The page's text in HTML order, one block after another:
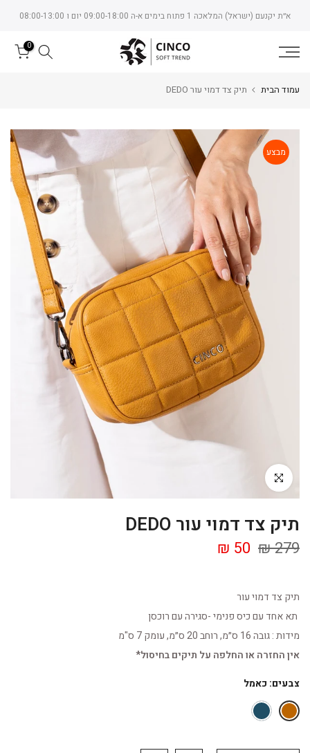
Skip
content
א״ת יקנעם (ישראל) המלאכה 1 פתוח בימים א-ה 09:00-18:00 יום ו 08:00-13:00
0
עמוד הבית תיק צד דמוי עור DEDO
מבצע
Click to enlarge
תיק צד דמוי עור DEDO
279 ₪
50 ₪
תיק צד דמוי עור
תא אחד עם כיס פנימי -סגירה עם רוכסן
מידות : גובה 16 ס״מ, רוחב 20 ס״מ, עומק 7 ס"מ
אין החזרה או החלפה על תיקים בחיסול*
צבעים: כאמל